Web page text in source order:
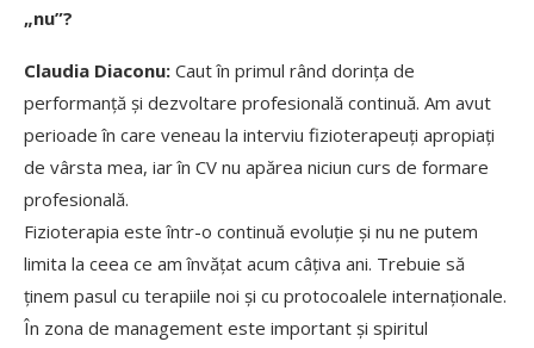
„nu”?
Claudia Diaconu: Caut în primul rând dorința de
performanță și dezvoltare profesională continuă. Am avut
perioade în care veneau la interviu fizioterapeuți apropiați
de vârsta mea, iar în CV nu apărea niciun curs de formare
profesională.
Fizioterapia este într-o continuă evoluție și nu ne putem
limita la ceea ce am învățat acum câțiva ani. Trebuie să
ținem pasul cu terapiile noi și cu protocoalele internaționale.
În zona de management este important și spiritul